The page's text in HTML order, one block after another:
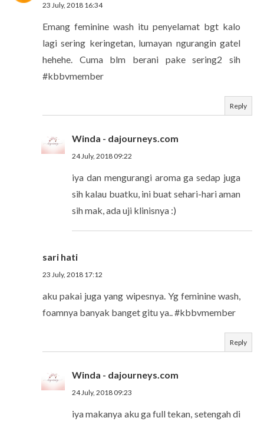
23 July, 2018 16:34
Emang feminine wash itu penyelamat bgt kalo
lagi sering keringetan, lumayan ngurangin gatel
hehehe. Cuma blm berani pake sering2 sih
#kbbvmember
Reply
Winda - dajourneys.com
24 July, 2018 09:22
iya dan mengurangi aroma ga sedap juga
sih kalau buatku, ini buat sehari-hari aman
sih mak, ada uji klinisnya :)
sari hati
23 July, 2018 17:12
aku pakai juga yang wipesnya. Yg feminine wash,
foamnya banyak banget gitu ya.. #kbbvmember
Reply
Winda - dajourneys.com
24 July, 2018 09:23
iya makanya aku ga full tekan, setengah di